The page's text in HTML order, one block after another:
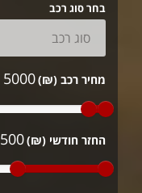
בחר סוג רכב
מחיר רכב (₪)5000 - 250000
החזר חודשי (₪)500 - 5000